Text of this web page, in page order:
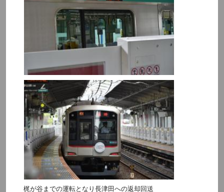
梶が谷までの運転となり長津田への返却回送